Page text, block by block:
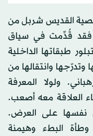
القديس شربل من
فقد قُدِّمت في سياق
طبقاتها الداخلية
وانتقالها من
ولولا المعرفة
العلاقة معه أصعب.
نفسها على العرض.
البطء وهيمنة